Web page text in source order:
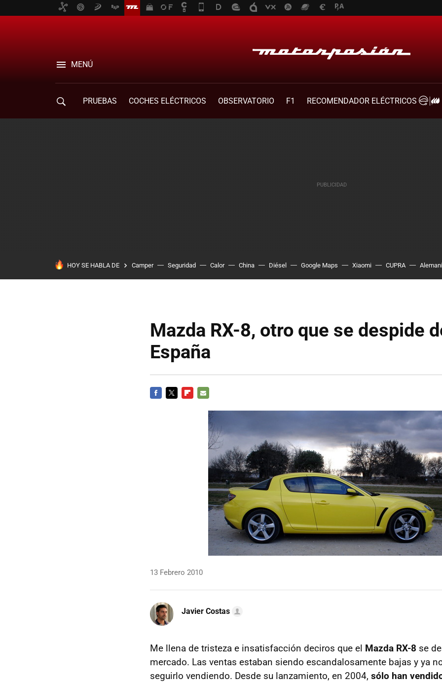
MENÚ
PRUEBAS COCHES ELÉCTRICOS OBSERVATORIO F1
RECOMENDADOR ELÉCTRICOS
HOY SE HABLA DE Camper Seguridad Calor China Diésel Google Maps Xiaomi CUPRA
Mazda RX-8, otro que se despide
España
MAIL
13 Febrero 2010
Javier Costas
Me llena de tristeza e insatisfacción deciros que el Mazda RX-8 se
mercado. Las ventas estaban siendo escandalosamente bajas y ya
seguirlo vendiendo. Desde su lanzamiento, en 2004, sólo han